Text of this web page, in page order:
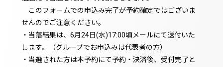
このフォームでの申込み完了が予約確定ではございま
せんのでご注意ください。
・当落結果は、6月24日(水)17:00頃メールにて送付いた
します。（グループでお申込みは代表者の方）
・当選された方は本予約にて予約・決済後、受付完了と